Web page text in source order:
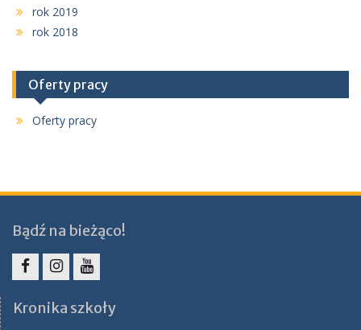
rok 2019
rok 2018
Oferty pracy
Oferty pracy
Bądź na bieżąco!
Kronika szkoły